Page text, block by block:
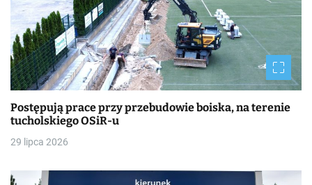
Postępują prace przy przebudowie boiska, na terenie
tucholskiego OSiR-u
29 lipca 2026